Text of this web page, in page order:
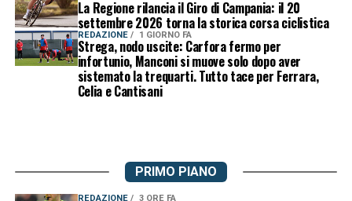
La Regione rilancia il Giro di Campania: il 20
settembre 2026 torna la storica corsa ciclistica
REDAZIONE 1 GIORNO FA
Strega, nodo uscite: Carfora fermo per
infortunio, Manconi si muove solo dopo aver
sistemato la trequarti. Tutto tace per Ferrara,
Celia e Cantisani
PRIMO PIANO
REDAZIONE 3 ORE FA